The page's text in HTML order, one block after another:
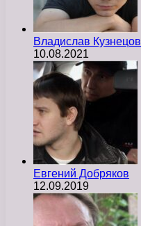
Владислав Кузнецов
10.08.2021
Евгений Добряков
12.09.2019